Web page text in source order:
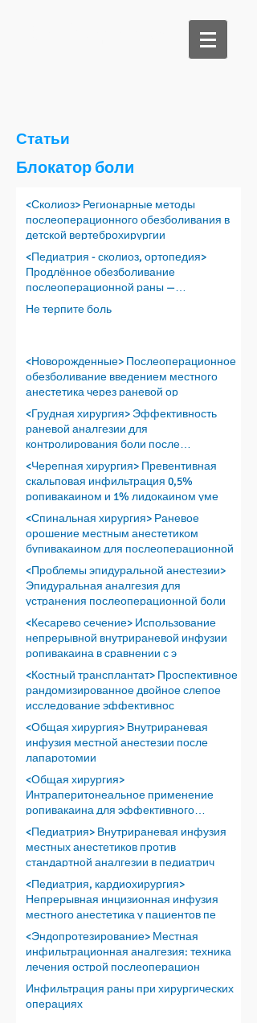
Статьи
Блокатор боли
<Сколиоз> Регионарные методы
послеоперационного обезболивания в
детской вертеброхирургии
<Педиатрия - сколиоз, ортопедия>
Продлённое обезболивание
послеоперационной раны —
перспективы
Не терпите боль
<Новорожденные> Послеоперационное
обезболивание введением местного
анестетика через раневой ор
<Грудная хирургия> Эффективность
раневой аналгезии для
контролирования боли после
проведения т
<Черепная хирургия> Превентивная
скальповая инфильтрация 0,5%
ропивакаином и 1% лидокаином уме
<Спинальная хирургия> Раневое
орошение местным анестетиком
бупивакаином для послеоперационной
<Проблемы эпидуральной анестезии>
Эпидуральная аналгезия для
устранения послеоперационной боли
<Кесарево сечение> Использование
непрерывной внутрираневой инфузии
ропивакаина в сравнении с э
<Костный трансплантат> Проспективное
рандомизированное двойное слепое
исследование эффективнос
<Общая хирургия> Внутрираневая
инфузия местной анестезии после
лапаротомии
<Общая хирургия>
Интраперитонеальное применение
ропивакаина для эффективного
обезболивания пос
<Педиатрия> Внутрираневая инфузия
местных анестетиков против
стандартной аналгезии в педиатрич
<Педиатрия, кардиохирургия>
Непрерывная инцизионная инфузия
местного анестетика у пациентов пе
<Эндопротезирование> Местная
инфильтрационная аналгезия: техника
лечения острой послеоперацион
Инфильтрация раны при хирургических
операциях